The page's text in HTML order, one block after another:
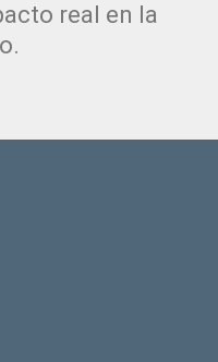
real en la